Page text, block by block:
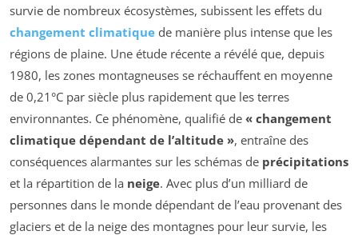
survie de nombreux écosystèmes, subissent les effets du
changement climatique de manière plus intense que les
régions de plaine. Une étude récente a révélé que, depuis
1980, les zones montagneuses se réchauffent en moyenne
de 0,21°C par siècle plus rapidement que les terres
environnantes. Ce phénomène, qualifié de « changement
climatique dépendant de l’altitude », entraîne des
conséquences alarmantes sur les schémas de précipitations
et la répartition de la neige. Avec plus d’un milliard de
personnes dans le monde dépendant de l’eau provenant des
glaciers et de la neige des montagnes pour leur survie, les